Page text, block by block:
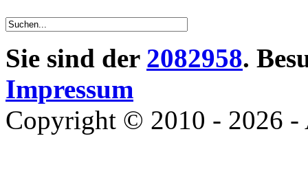
Sie sind der 2082958.
Impressum
Copyright © 2010 - 2026 -